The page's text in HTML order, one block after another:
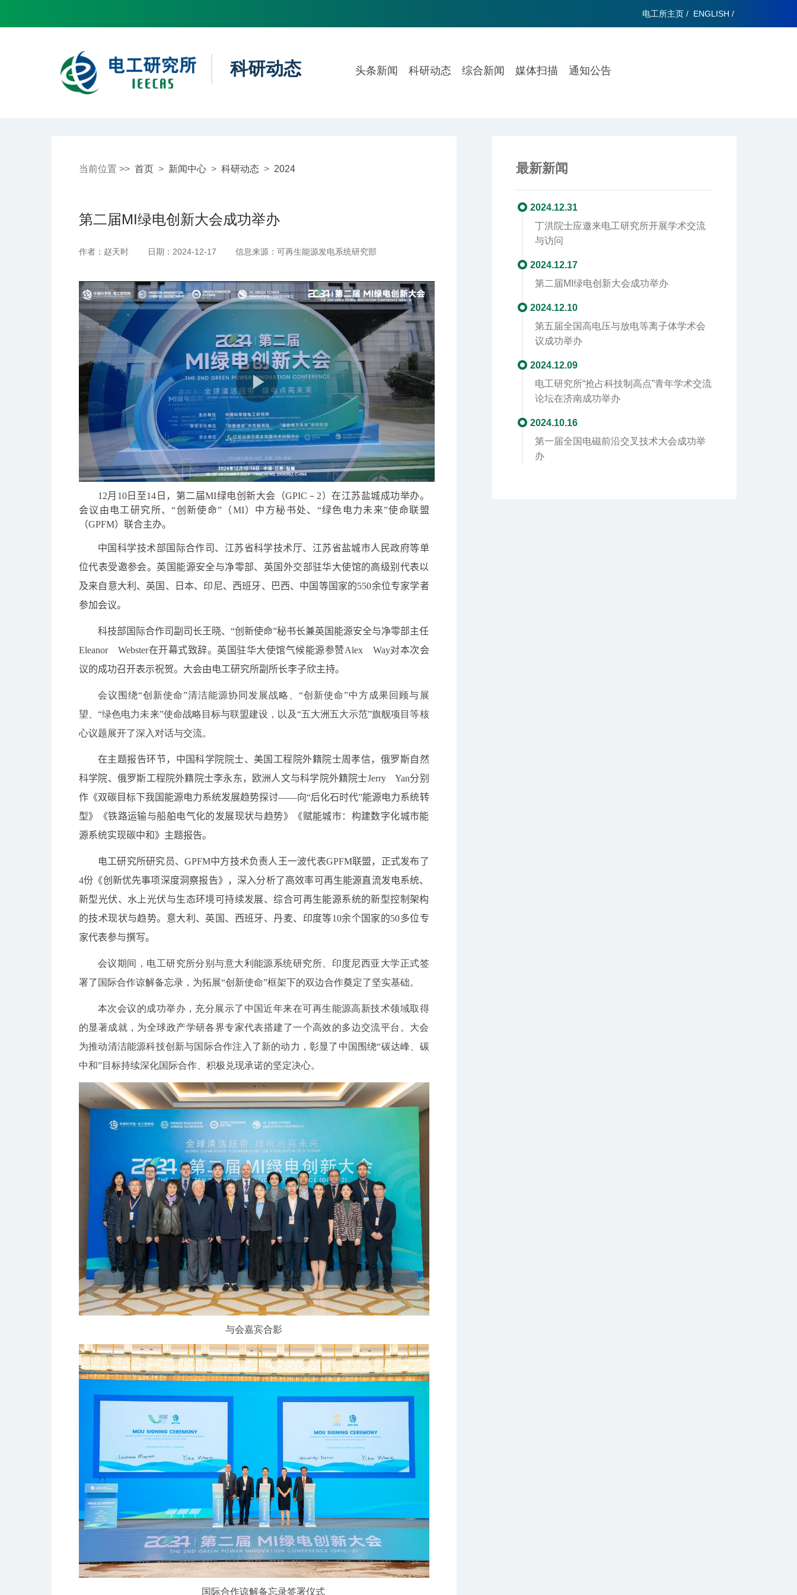
电工所主页 / ENGLISH /
科研动态 头条新闻 科研动态 综合新闻 媒体扫描 通知公告
当前位置 >> 首页 > 新闻中心 > 科研动态 > 2024
第二届MI绿电创新大会成功举办
作者：赵天时 日期：2024-12-17 信息来源：可再生能源发电系统研究部
12月 10日至14 日，第二届MI绿电创新大会（GPIC－2）在江苏盐城成功举办。
会议由电工研究所、“创新使命”（MI）中方秘书处、“绿色电力未来”使命联盟
（GPFM）联合主办。
中国科学技术部国际合作司、江苏省科学技术厅、江苏省盐城市人民政府等单
位代表受邀参会。英国能源安全与净零部、英国外交部驻华大使馆的高级别代表以
及来自意大利、英国、日本、印尼、西班牙、巴西、中国等国家的550余位专家学者
参加会议。
科技部国际合作司副司长王晓、“创新使命”秘书长兼英国能源安全与净零部主任
Eleanor Webster在开幕式致辞。英国驻华大使馆气候能源参赞Alex Way对本次会
议的成功召开表示祝贺。大会由电工研究所副所长李子欣主持。
会议围绕“创新使命”清洁能源协同发展战略、“创新使命”中方成果回顾与展
望、“绿色电力未来”使命战略目标与联盟建设，以及“五大洲五大示范”旗舰项目等核
心议题展开了深入对话与交流。
在主题报告环节，中国科学院院士、美国工程院外籍院士周孝信，俄罗斯自然
科学院、俄罗斯工程院外籍院士李永东，欧洲人文与科学院外籍院士Jerry Yan分别
作《双碳目标下我国能源电力系统发展趋势探讨——向“后化石时代”能源电力系统转
型》《铁路运输与船舶电气化的发展现状与趋势》《赋能城市：构建数字化城市能
源系统实现碳中和》主题报告。
电工研究所研究员、 GPFM中方技术负责人王一波代表GPFM联盟，正式发布了
4份《创新优先事项深度洞察报告》，深入分析了高效率可再生能源直流发电系统、
新型光伏、水上光伏与生态环境可持续发展、综合可再生能源系统的新型控制架构
的技术现状与趋势。意大利、英国、西班牙、丹麦、印度等10余个国家的50多位专
家代表参与撰写。
会议期间，电工研究所分别与意大利能源系统研究所、印度尼西亚大学正式签
署了国际合作谅解备忘录，为拓展“创新使命”框架下的双边合作奠定了坚实基础。
本次会议的成功举办，充分展示了中国近年来在可再生能源高新技术领域取得
的显著成就，为全球政产学研各界专家代表搭建了一个高效的多边交流平台。大会
为推动清洁能源科技创新与国际合作注入了新的动力，彰显了中国围绕“碳达峰、碳
中和”目标持续深化国际合作、积极兑现承诺的坚定决心。
与会嘉宾合影
国际合作谅解备忘录签署仪式
最新新闻
2024.12.31
丁洪院士应邀来电工研究所开展学术交流
与访问
2024.12.17
第二届MI绿电创新大会成功举办
2024.12.10
第五届全国高电压与放电等离子体学术会
议成功举办
2024.12.09
电工研究所“抢占科技制高点”青年学术交流
论坛在济南成功举办
2024.10.16
第一届全国电磁前沿交叉技术大会成功举
办